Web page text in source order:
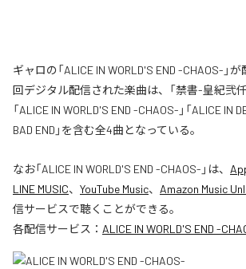
ギャロの「ALICE IN WORLD'S END -CHAOS-」
回デジタル配信された楽曲は、「禁書-皇紀弐
「ALICE IN WORLD'S END -CHAOS-」「ALICE IN
BAD END」を含む全4曲となっている。
なお「ALICE IN WORLD'S END -CHAOS- 」は、
LINE MUSIC、 YouTube Music、 Amazon Music
信サービスで聴くことができる。
各配信サービス： ALICE IN WORLD'S END -